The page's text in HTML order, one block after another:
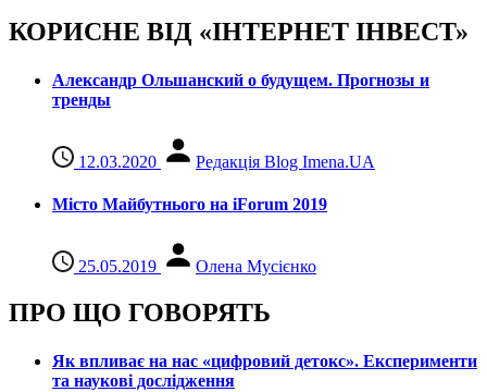
КОРИСНЕ ВІД «ІНТЕРНЕТ ІНВЕСТ»
Александр Ольшанский о будущем. Прогнозы и
тренды
12.03.2020 Редакція Blog Imena.UA
Місто Майбутнього на iForum 2019
25.05.2019 Олена Мусієнко
ПРО ЩО ГОВОРЯТЬ
Як впливає на нас «цифровий детокс». Експерименти
та наукові дослідження